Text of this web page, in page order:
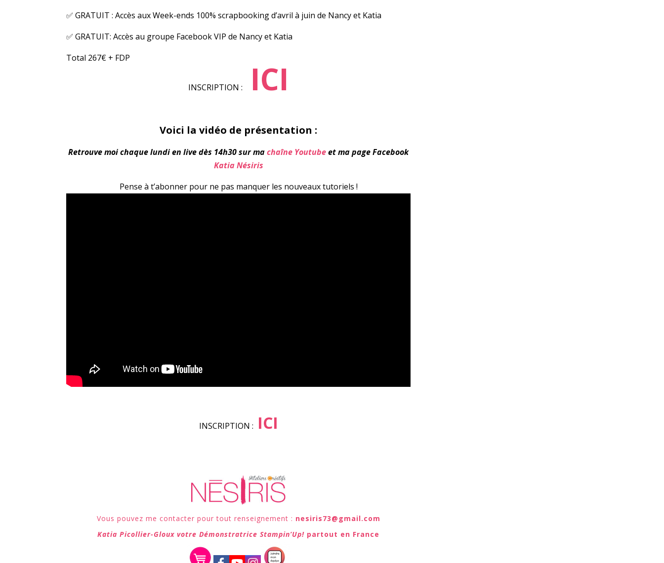
✅ GRATUIT : Accès aux Week-ends 100% scrapbooking d’avril à juin de Nancy et Katia
✅ GRATUIT: Accès au groupe Facebook VIP de Nancy et Katia
Total 267€ + FDP
INSCRIPTION : ICI
Voici la vidéo de présentation :
Retrouve moi chaque lundi en live dès 14h30 sur machaîne Youtubeet ma page Facebook
Katia Nésiris
Pense à t’abonner pour ne pas manquer les nouveaux tutoriels !
INSCRIPTION : ICI
Vous pouvez me contacter pour tout renseignement : nesiris73@gmail.com
Katia Picollier-Gloux votre Démonstratrice Stampin’Up! partout en France